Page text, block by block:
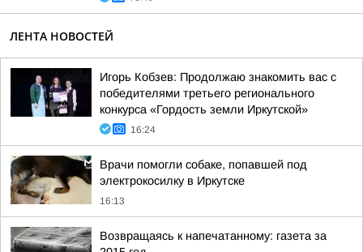
ЛЕНТА НОВОСТЕЙ
Игорь Кобзев: Продолжаю знакомить вас с
победителями третьего регионального
конкурса «Гордость земли Иркутской»
16:24
Врачи помогли собаке, попавшей под
электрокосилку в Иркутске
16:13
Возвращаясь к напечатанному: газета за